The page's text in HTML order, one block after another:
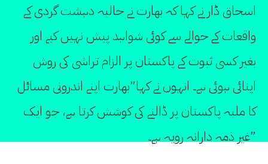
اسحاق ڈار نے کہا کہ بھارت نے حالیہ دہشت گردی کے
واقعات کے حوالے سے کوئی شواہد پیش نہیں کیے اور
بغیر کسی ثبوت کے پاکستان پر الزام تراشی کی روش
اپنائی ہوئی ہے۔ انہوں نے کہا”بھارت اپنے اندرونی مسائل
کا ملبہ پاکستان پر ڈالنے کی کوشش کرتا ہے، جو ایک
غیر ذمہ دارانہ رویہ ہے۔”